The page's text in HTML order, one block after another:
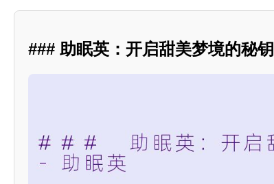
### 助眠英：开启甜美梦境的秘钥